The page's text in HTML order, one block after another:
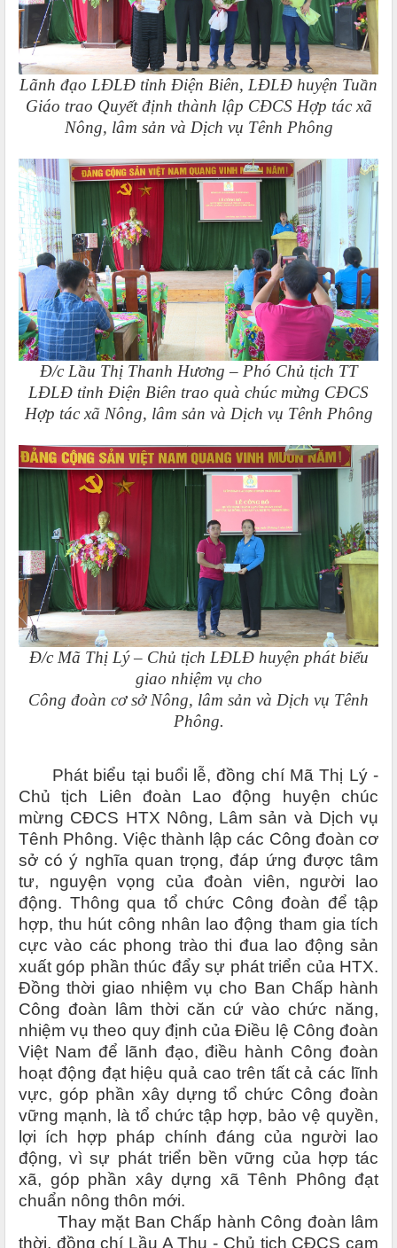
Lãnh đạo LĐLĐ tỉnh Điện Biên, LĐLĐ huyện Tuần
Giáo trao Quyết định thành lập CĐCS Hợp tác xã
Nông, lâm sản và Dịch vụ Tênh Phông
Đ/c Lầu Thị Thanh Hương – Phó Chủ tịch TT
LĐLĐ tỉnh Điện Biên trao quà chúc mừng CĐCS
Hợp tác xã Nông, lâm sản và Dịch vụ Tênh Phông
Đ/c Mã Thị Lý – Chủ tịch LĐLĐ huyện phát biểu
giao nhiệm vụ cho
Công đoàn cơ sở Nông, lâm sản và Dịch vụ Tênh
Phông.
Phát biểu tại buổi lễ, đồng chí Mã Thị Lý -
Chủ tịch Liên đoàn Lao động huyện chúc
mừng CĐCS HTX Nông, Lâm sản và Dịch vụ
Tênh Phông. Việc thành lập các Công đoàn cơ
sở có ý nghĩa quan trọng, đáp ứng được tâm
tư, nguyện vọng của đoàn viên, người lao
động. Thông qua tổ chức Công đoàn để tập
hợp, thu hút công nhân lao động tham gia tích
cực vào các phong trào thi đua lao động sản
xuất góp phần thúc đẩy sự phát triển của HTX.
Đồng thời giao nhiệm vụ cho Ban Chấp hành
Công đoàn lâm thời căn cứ vào chức năng,
nhiệm vụ theo quy định của Điều lệ Công đoàn
Việt Nam để lãnh đạo, điều hành Công đoàn
hoạt động đạt hiệu quả cao trên tất cả các lĩnh
vực, góp phần xây dựng tổ chức Công đoàn
vững mạnh, là tổ chức tập hợp, bảo vệ quyền,
lợi ích hợp pháp chính đáng của người lao
động, vì sự phát triển bền vững của hợp tác
xã, góp phần xây dựng xã Tênh Phông đạt
chuẩn nông thôn mới.
Thay mặt Ban Chấp hành Công đoàn lâm
thời, đồng chí Lầu A Thu - Chủ tịch CĐCS cam